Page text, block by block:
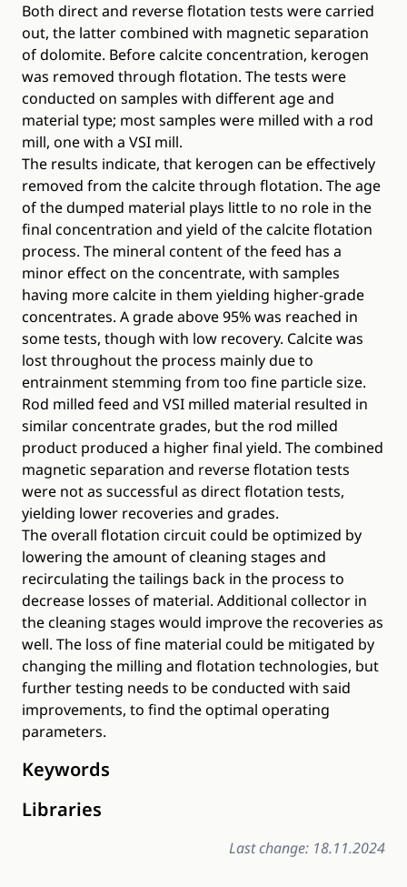
Both direct and reverse flotation tests were carried
out, the latter combined with magnetic separation
of dolomite. Before calcite concentration, kerogen
was removed through flotation. The tests were
conducted on samples with different age and
material type; most samples were milled with a rod
mill, one with a VSI mill.
The results indicate, that kerogen can be effectively
removed from the calcite through flotation. The age
of the dumped material plays little to no role in the
final concentration and yield of the calcite flotation
process. The mineral content of the feed has a
minor effect on the concentrate, with samples
having more calcite in them yielding higher-grade
concentrates. A grade above 95% was reached in
some tests, though with low recovery. Calcite was
lost throughout the process mainly due to
entrainment stemming from too fine particle size.
Rod milled feed and VSI milled material resulted in
similar concentrate grades, but the rod milled
product produced a higher final yield. The combined
magnetic separation and reverse flotation tests
were not as successful as direct flotation tests,
yielding lower recoveries and grades.
The overall flotation circuit could be optimized by
lowering the amount of cleaning stages and
recirculating the tailings back in the process to
decrease losses of material. Additional collector in
the cleaning stages would improve the recoveries as
well. The loss of fine material could be mitigated by
changing the milling and flotation technologies, but
further testing needs to be conducted with said
improvements, to find the optimal operating
parameters.
Keywords
Libraries
Last change: 18.11.2024